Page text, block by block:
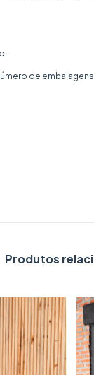
de
Produtos